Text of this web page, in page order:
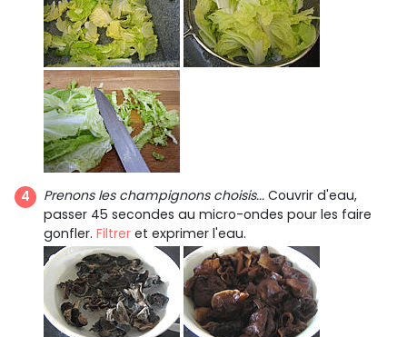
Prenons les champignons choisis... Couvrir d'eau,
passer 45 secondes au micro-ondes pour les faire
gonfler. Filtrer et exprimer l'eau.